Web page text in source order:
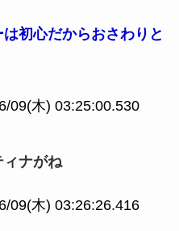
初心だからおさわりと
09(木) 03:25:00.530
ィナがね
09(木) 03:26:26.416